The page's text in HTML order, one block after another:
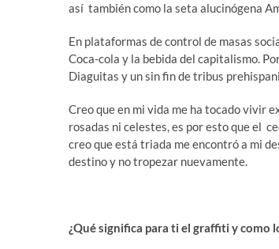
así también como la seta alucinógena
En plataformas de control de masas
Coca-cola y la bebida del capitalismo.
Diaguitas y un sin fin de tribus
Creo que en mi vida me ha tocado vivir
rosadas ni celestes, es por esto que el
creo que está triada me encontró a mi
destino y no tropezar nuevamente.
¿Qué significa para ti el graffiti y como